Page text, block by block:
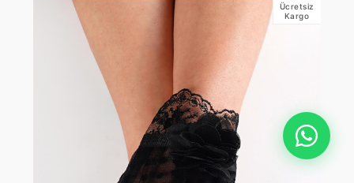
Ücretsiz
Kargo